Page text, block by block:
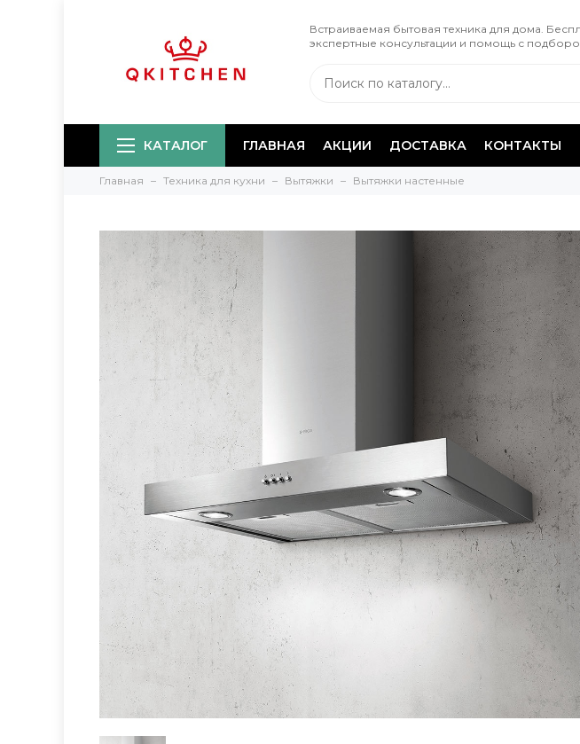
Встраиваемая бытовая техника для дома.
экспертные консультации и помощь с
КАТАЛОГ ГЛАВНАЯ АКЦИИ ДОСТАВКА КОНТАКТЫ
Главная Техника для кухни Вытяжки Вытяжки настенные